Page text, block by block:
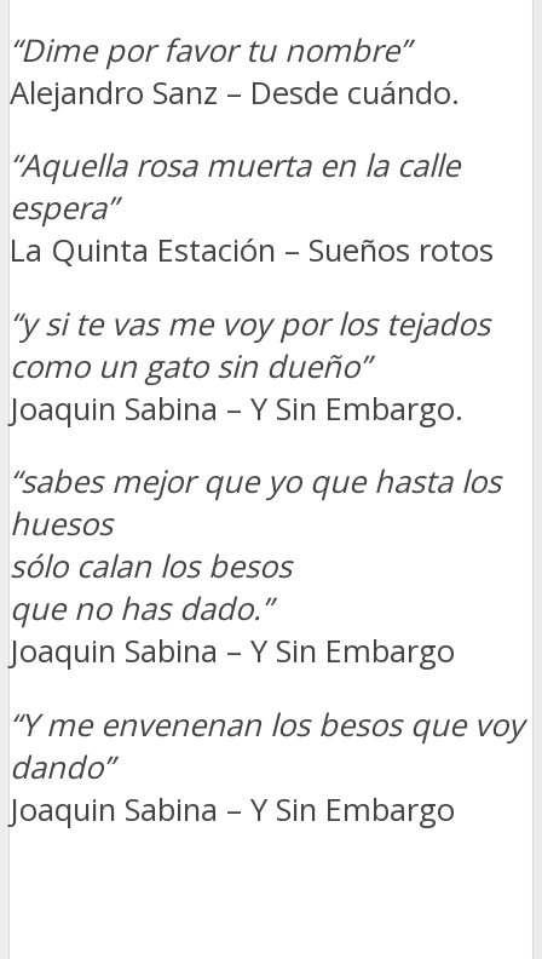
“Dime por favor tu nombre”
Alejandro Sanz – Desde cuándo.
“Aquella rosa muerta en la calle
espera”
La Quinta Estación – Sueños rotos
“y si te vas me voy por los tejados
como un gato sin dueño”
Joaquin Sabina – Y Sin Embargo.
“sabes mejor que yo que hasta los
huesos
sólo calan los besos
que no has dado.”
Joaquin Sabina – Y Sin Embargo
“Y me envenenan los besos que voy
dando”
Joaquin Sabina – Y Sin Embargo